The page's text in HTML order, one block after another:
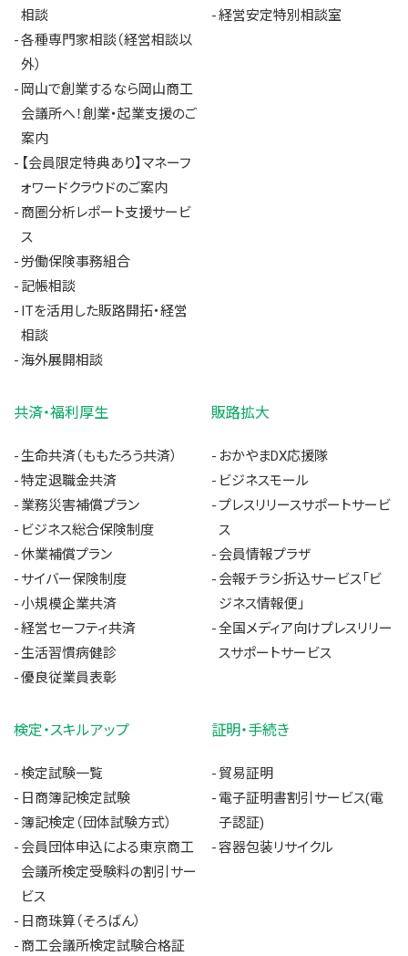
相談
各種専門家相談（経営相談以
外）
岡山で創業するなら岡山商工
会議所へ！創業・起業支援のご
案内
【会員限定特典あり】マネーフ
ォワードクラウドのご案内
商圏分析レポート支援サービ
ス
労働保険事務組合
記帳相談
ITを活用した販路開拓・経営
相談
海外展開相談
経営安定特別相談室
共済・福利厚生
生命共済（ももたろう共済）
特定退職金共済
業務災害補償プラン
ビジネス総合保険制度
休業補償プラン
サイバー保険制度
小規模企業共済
経営セーフティ共済
生活習慣病健診
優良従業員表彰
販路拡大
おかやまDX応援隊
ビジネスモール
プレスリリースサポートサービ
ス
会員情報プラザ
会報チラシ折込サービス「ビ
ジネス情報便」
全国メディア向けプレスリリー
スサポートサービス
検定・スキルアップ
検定試験一覧
日商簿記検定試験
簿記検定（団体試験方式）
会員団体申込による東京商工
会議所検定受験料の割引サー
ビス
日商珠算（そろばん）
商工会議所検定試験合格証
証明・手続き
貿易証明
電子証明書割引サービス(電
子認証)
容器包装リサイクル